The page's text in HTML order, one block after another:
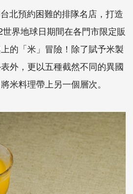
北預約困難的排隊名店，打造
界地球日期間在各門市限定販
的「米」冒險！除了賦予米製
外，更以五種截然不同的異國
米料理帶上另一個層次。